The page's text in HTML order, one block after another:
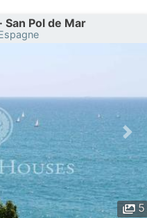
San Pol de Mar
5